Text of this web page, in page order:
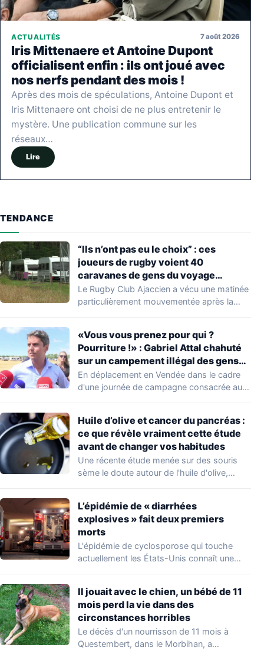
ACTUALITÉS 7 août 2026
Iris Mittenaere et Antoine Dupont
officialisent enfin : ils ont joué avec
nos nerfs pendant des mois !
Après des mois de spéculations, Antoine Dupont et
Iris Mittenaere ont choisi de ne plus entretenir le
mystère. Une publication commune sur les
réseaux…
Lire
TENDANCE
“Ils n’ont pas eu le choix” : ces
joueurs de rugby voient 40
caravanes de gens du voyage
s’installer dans leur stade, ils les
délogent en moins d’1 heure
Le Rugby Club Ajaccien a vécu une matinée
particulièrement mouvementée après la
«Vous vous prenez pour qui ?
Pourriture !» : Gabriel Attal chahuté
sur un campement illégal des gens
du voyage
En déplacement en Vendée dans le cadre
d'une journée de campagne consacrée aux
Huile d’olive et cancer du pancréas :
ce que révèle vraiment cette étude
avant de changer vos habitudes
Une récente étude menée sur des souris
sème le doute autour de l'huile d'olive,…
L’épidémie de « diarrhées
explosives » fait deux premiers
morts
L'épidémie de cyclosporose qui touche
actuellement les États-Unis connaît une
Il jouait avec le chien, un bébé de 11
mois perd la vie dans des
circonstances horribles
Le décès d'un nourrisson de 11 mois à
Questembert, dans le Morbihan, a